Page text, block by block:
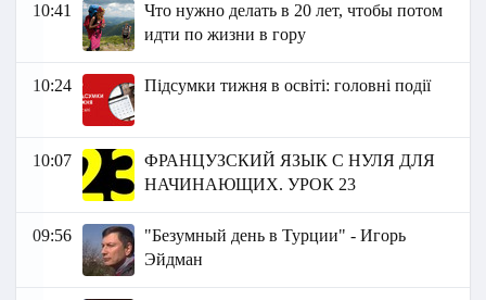
10:41
Что нужно делать в 20 лет, чтобы потом
идти по жизни в гору
10:24 Підсумки тижня в освіті: головні події
10:07
ФРАНЦУЗСКИЙ ЯЗЫК C НУЛЯ ДЛЯ
НАЧИНАЮЩИХ. УРОК 23
09:56
"Безумный день в Турции" - Игорь
Эйдман